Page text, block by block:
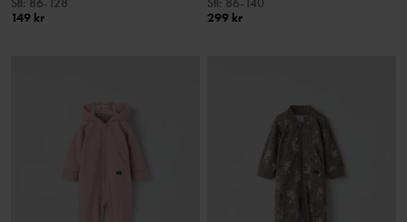
149 kr
299 kr